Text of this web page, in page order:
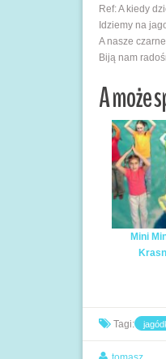
Ref: A kiedy
Idziemy na
A nasze
Biją nam
A może
Mini
Tagi: